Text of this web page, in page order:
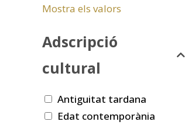
Mostra els valors
Adscripció
cultural
Antiguitat tardana
Edat contemporània